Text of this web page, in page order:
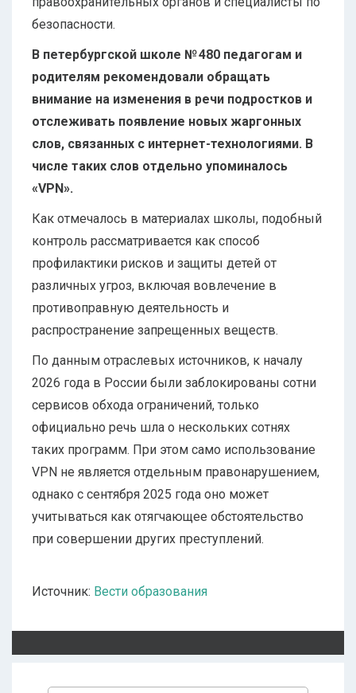
безопасности.
В петербургской школе № 480 педагогам и
родителям рекомендовали обращать
внимание на изменения в речи подростков и
отслеживать появление новых жаргонных
слов, связанных с интернет-технологиями. В
числе таких слов отдельно упоминалось
«VPN».
Как отмечалось в материалах школы, подобный
контроль рассматривается как способ
профилактики рисков и защиты детей от
различных угроз, включая вовлечение в
противоправную деятельность и
распространение запрещенных веществ.
По данным отраслевых источников, к началу
2026 года в России были заблокированы сотни
сервисов обхода ограничений, только
официально речь шла о нескольких сотнях
таких программ. При этом само использование
VPN не является отдельным правонарушением,
однако с сентября 2025 года оно может
учитываться как отягчающее обстоятельство
при совершении других преступлений.
Источник: Вести образования